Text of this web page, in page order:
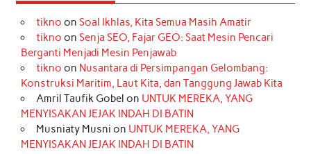
tikno on Soal Ikhlas, Kita Semua Masih Amatir
tikno on Senja SEO, Fajar GEO: Saat Mesin Pencari
Berganti Menjadi Mesin Penjawab
tikno on Nusantara di Persimpangan Gelombang:
Konstruksi Maritim, Laut Kita, dan Tanggung Jawab Kita
Amril Taufik Gobel on UNTUK MEREKA, YANG
MENYISAKAN JEJAK INDAH DI BATIN
Musniaty Musni on UNTUK MEREKA, YANG
MENYISAKAN JEJAK INDAH DI BATIN